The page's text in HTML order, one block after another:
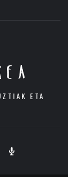
ETA
Podcast